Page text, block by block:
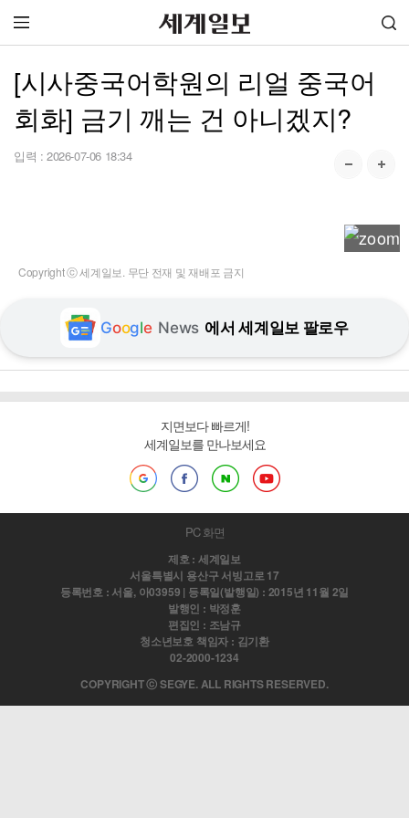
[시사중국어학원의 리얼 중국어
회화] 금기 깨는 건 아니겠지?
입력 : 2026-07-06 18:34
Copyright ⓒ 세계일보. 무단 전재 및 재배포 금지
Google News 에서 세계일보 팔로우
지면보다 빠르게!
세계일보를 만나보세요
PC 화면
제호 : 세계일보
서울특별시 용산구 서빙고로 17
등록번호 : 서울, 아03959 | 등록일(발행일) : 2015년 11월 2일
발행인 : 박정훈
편집인 : 조남규
청소년보호 책임자 : 김기환
02-2000-1234
COPYRIGHT ⓒ SEGYE. ALL RIGHTS RESERVED.